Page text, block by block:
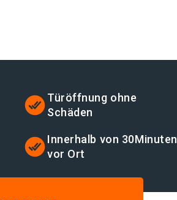
Türöffnung ohne
Schäden
Innerhalb von 30Minuten
vor Ort